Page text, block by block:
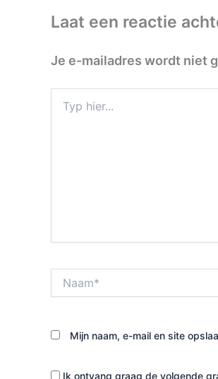
Laat een reactie
Je e-mailadres wordt niet
hier...
Mijn naam, e-mail en site
Ik ontvang graag de volgende